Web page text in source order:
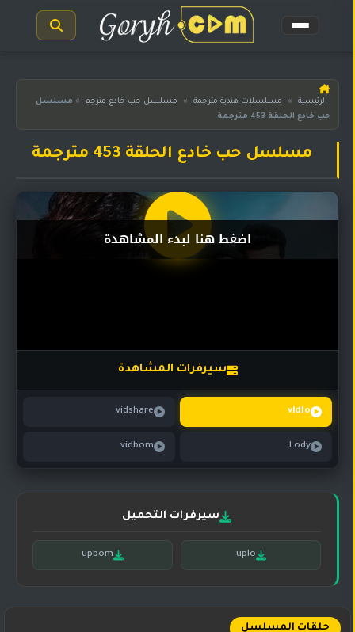
الرئيسية
مسلسلات
المترجمة
مسلسلات
مسلسلات
تركي
مسلسلات
الرئيسية » مسلسلات هندية مترجمة » مسلسل حب خادع مترجم » مسلسل
حب خادع الحلقة 453 مترجمة
مسلسل حب خادع الحلقة 453 مترجمة
سيرفرات المشاهدة
vidlo
vidshare
Lody
vidbom
اضغط هنا لبدء المشاهدة
سيرفرات التحميل
uplo
upbom
حلقات المسلسل